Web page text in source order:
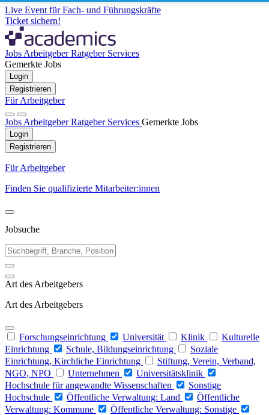
Live Event für Fach- und Führungskräfte
Ticket sichern!
Jobs ArbeitgeberRatgeber Services
Gemerkte Jobs
Login
Registrieren
Für Arbeitgeber
Jobs ArbeitgeberRatgeber Services Gemerkte Jobs
Login
Registrieren
Für Arbeitgeber
Finden Sie qualifizierte Mitarbeiter:innen
Jobsuche
Art des Arbeitgebers
Art des Arbeitgebers
Forschungseinrichtung Universität Klinik
Kulturelle
Einrichtung
Schule, Bildungseinrichtung
Soziale
Einrichtung, Kirchliche Einrichtung
Stiftung, Verein, Verband,
NGO, NPO
Unternehmen
Universitätsklinik
Hochschule für angewandte Wissenschaften
Sonstige
Hochschule
Öffentliche Verwaltung: Land
Öffentliche
Verwaltung: Kommune
Öffentliche Verwaltung: Sonstige